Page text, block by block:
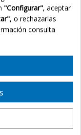
se mantiene
al calor
o plancha para
a mano
"Configurar", aceptar
, o rechazarlas
consulta